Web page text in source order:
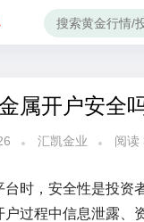
属开户安全
汇凯金业 阅读
时，安全性是投资
户过程中信息泄露、